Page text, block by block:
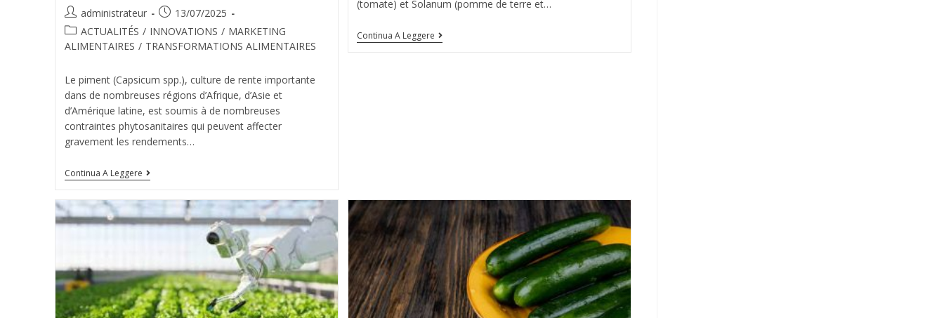
administrateur
13/07/2025
ACTUALITÉS / INNOVATIONS / MARKETING
ALIMENTAIRES / TRANSFORMATIONS ALIMENTAIRES
Le piment (Capsicum spp.), culture de rente importante
dans de nombreuses régions d’Afrique, d’Asie et
d’Amérique latine, est soumis à de nombreuses
contraintes phytosanitaires qui peuvent affecter
gravement les rendements…
Continua A Leggere
(tomate) et Solanum (pomme de terre et…
Continua A Leggere